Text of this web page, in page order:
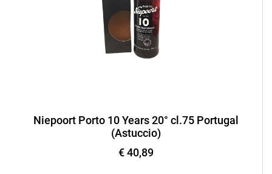
Niepoort Porto 10 Years 20° cl.75 Portugal
(Astuccio)
€ 40,89